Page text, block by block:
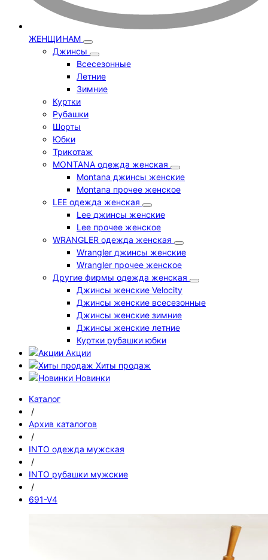
ЖЕНЩИНАМ
Джинсы
Всесезонные
Летние
Зимние
Куртки
Рубашки
Шорты
Юбки
Трикотаж
MONTANA одежда женская
Montana джинсы женские
Montana прочее женское
LEE одежда женская
Lee джинсы женские
Lee прочее женское
WRANGLER одежда женская
Wrangler джинсы женские
Wrangler прочее женское
Другие фирмы одежда женская
Джинсы женские Velocity
Джинсы женские всесезонные
Джинсы женские зимние
Джинсы женские летние
Куртки рубашки юбки
Акции
Хиты продаж
Новинки
Каталог
/
Архив каталогов
/
INTO одежда мужская
/
INTO рубашки мужские
/
691-V4